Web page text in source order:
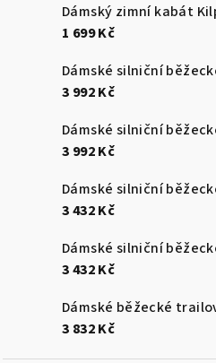
Dámský zimní kabát
1 699 Kč
3 992 Kč
3 992 Kč
3 432 Kč
3 432 Kč
3 832 Kč